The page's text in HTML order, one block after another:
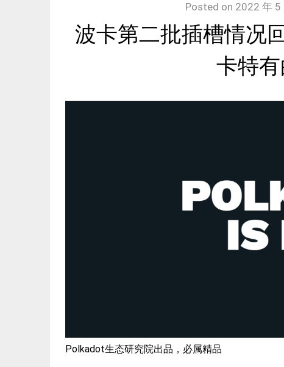
波卡第二批插槽情况
卡特
Posted on 2022 年 5
Polkadot生态研究院出品，必属精品